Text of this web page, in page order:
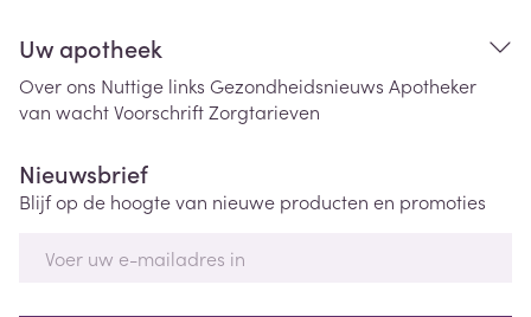
Uw apotheek
Over ons Nuttige links Gezondheidsnieuws Apotheker
van wachtVoorschriftZorgtarieven
Nieuwsbrief
Blijf op de hoogte van nieuwe producten en promoties